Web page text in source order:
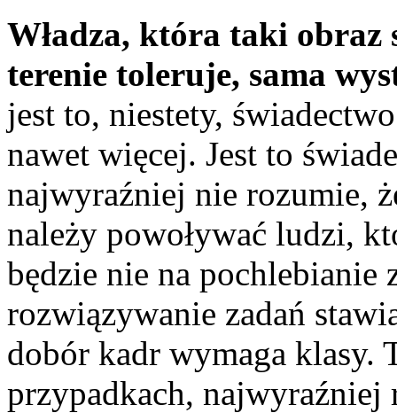
Władza, która taki
terenie toleruje, sama
jest to, niestety,
nawet więcej. Jest to
najwyraźniej nie rozumie,
należy powoływać ludzi,
będzie nie na pochlebianie
rozwiązywanie zadań
dobór kadr wymaga klasy.
przypadkach, najwyraźniej